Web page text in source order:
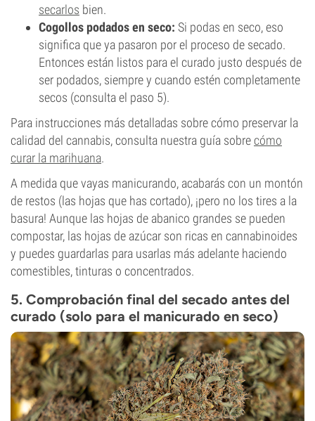
secarlos bien.
Cogollos podados en seco: Si podas en seco, eso
significa que ya pasaron por el proceso de secado.
Entonces están listos para el curado justo después de
ser podados, siempre y cuando estén completamente
secos (consulta el paso 5).
Para instrucciones más detalladas sobre cómo preservar la
calidad del cannabis, consulta nuestra guía sobrecómo
curar la marihuana.
A medida que vayas manicurando, acabarás con un montón
de restos (las hojas que has cortado), ¡pero no los tires a la
basura! Aunque las hojas de abanico grandes se pueden
compostar, las hojas de azúcar son ricas en cannabinoides
y puedes guardarlas para usarlas más adelante haciendo
comestibles, tinturas o concentrados.
5. Comprobación final del secado antes del
curado (solo para el manicurado en seco)